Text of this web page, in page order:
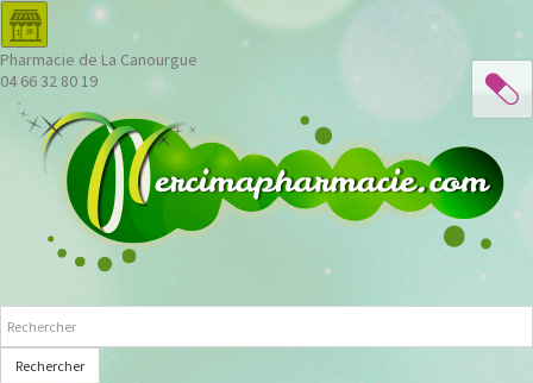
Pharmacie de La Canourgue
04 66 32 80 19
Rechercher